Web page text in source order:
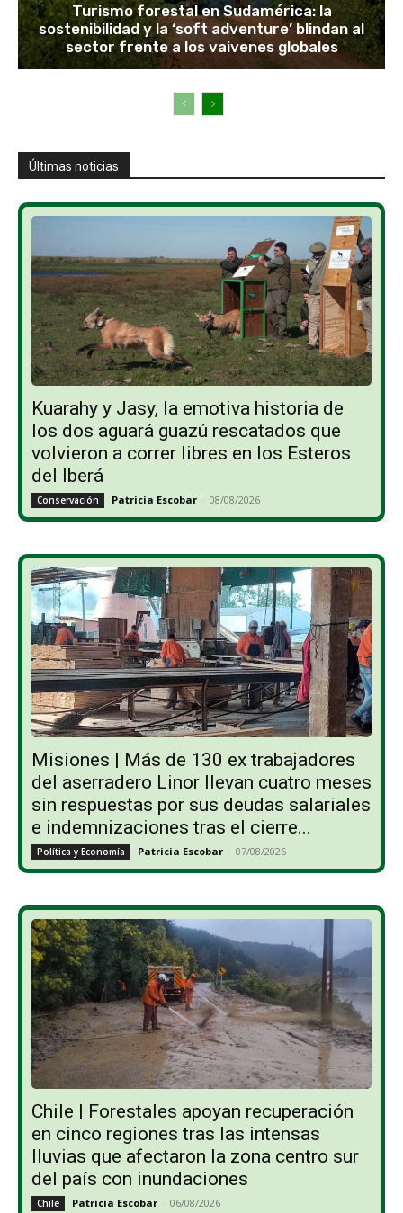
Turismo forestal en Sudamérica: la
sostenibilidad y la ‘soft adventure’ blindan al
sector frente a los vaivenes globales
Últimas noticias
Kuarahy y Jasy, la emotiva historia de
los dos aguará guazú rescatados que
volvieron a correr libres en los Esteros
del Iberá
Conservación Patricia Escobar - 08/08/2026
Misiones | Más de 130 ex trabajadores
del aserradero Linor llevan cuatro meses
sin respuestas por sus deudas salariales
e indemnizaciones tras el cierre...
Política y Economía Patricia Escobar - 07/08/2026
Chile | Forestales apoyan recuperación
en cinco regiones tras las intensas
lluvias que afectaron la zona centro sur
del país con inundaciones
Chile Patricia Escobar - 06/08/2026